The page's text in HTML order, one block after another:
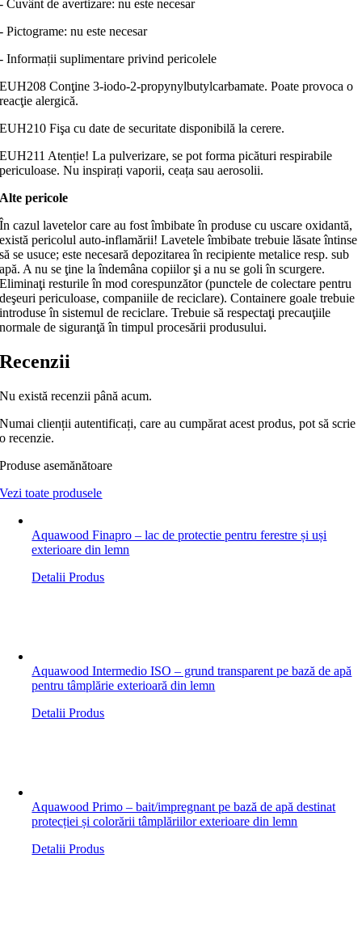
- Cuvânt de avertizare: nu este necesar
- Pictograme: nu este necesar
- Informații suplimentare privind pericolele
EUH208 Conţine 3-iodo-2-propynylbutylcarbamate. Poate provoca o
reacţie alergică.
EUH210 Fişa cu date de securitate disponibilă la cerere.
EUH211 Atenție! La pulverizare, se pot forma picături respirabile
periculoase. Nu inspirați vaporii, ceața sau aerosolii.
Alte pericole
În cazul lavetelor care au fost îmbibate în produse cu uscare oxidantă,
există pericolul auto-inflamării! Lavetele îmbibate trebuie lăsate întinse
să se usuce; este necesară depozitarea în recipiente metalice resp. sub
apă. A nu se ţine la îndemâna copiilor şi a nu se goli în scurgere.
Eliminaţi resturile în mod corespunzător (punctele de colectare pentru
deşeuri periculoase, companiile de reciclare). Containere goale trebuie
introduse în sistemul de reciclare. Trebuie să respectaţi precauţiile
normale de siguranţă în timpul procesării produsului.
Recenzii
Nu există recenzii până acum.
Numai clienții autentificați, care au cumpărat acest produs, pot să scrie
o recenzie.
Produse asemănătoare
Vezi toate produsele
Aquawood Finapro – lac de protectie pentru ferestre și uși
exterioare din lemn
Detalii Produs
Aquawood Intermedio ISO – grund transparent pe bază de apă
pentru tâmplărie exterioară din lemn
Detalii Produs
Aquawood Primo – bait/impregnant pe bază de apă destinat
protecției și colorării tâmplăriilor exterioare din lemn
Detalii Produs